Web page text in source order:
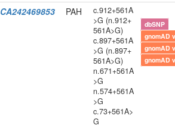
CA242469853 PAH
c.912+561A
>G (n.912+
561A>G)
c.897+561A
>G (n.897+
561A>G)
n.671+561A
>G
n.574+561A
>G
c.73+561A>
G
dbSNP
gnomAD
gnomAD
gnomAD